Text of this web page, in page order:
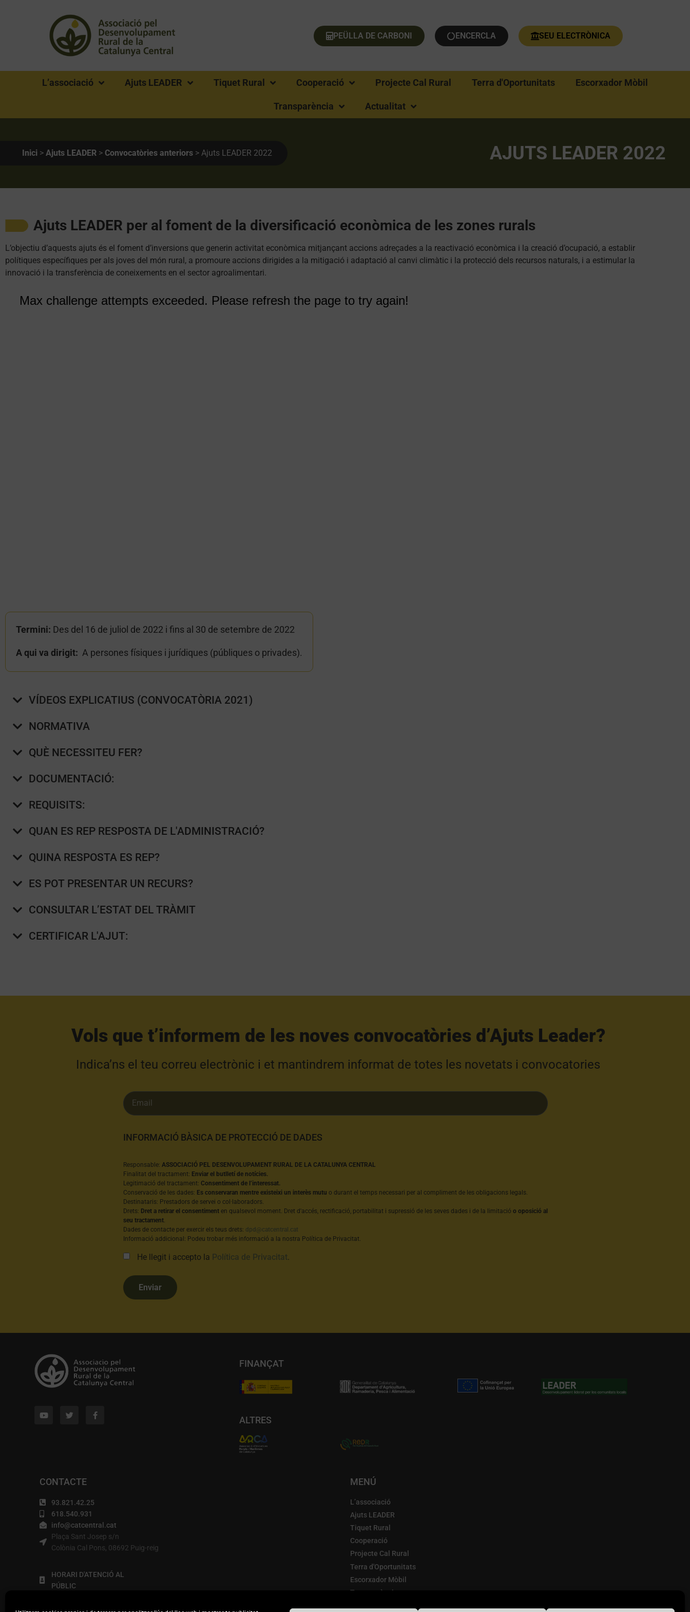
PEÜLLA DE CARBONI ENCERCLA SEU ELECTRÒNICA
L’associació Ajuts LEADER Tiquet Rural Cooperació Projecte Cal Rural Terra d'Oportunitats Escorxador Mòbil
Transparència Actualitat
Inici> Ajuts LEADER> Convocatòries anteriors> Ajuts LEADER 2022 AJUTS LEADER 2022
Ajuts LEADER per al foment de la diversificació econòmica de les zones rurals
L’objectiu d’aquests ajuts és el foment d’inversions que generin activitat econòmica mitjançant accions adreçades a la reactivació econòmica i la creació d’ocupació, a establir
polítiques específiques per als joves del món rural, a promoure accions dirigides a la mitigació i adaptació al canvi climàtic i la protecció dels recursos naturals, i a estimular la
innovació i la transferència de coneixements en el sector agroalimentari.
Termini: Des del 16 de juliol de 2022 i fins al 30 de setembre de 2022
A qui va dirigit: A persones físiques i jurídiques (públiques o privades).
VÍDEOS EXPLICATIUS (CONVOCATÒRIA 2021)
NORMATIVA
QUÈ NECESSITEU FER?
DOCUMENTACIÓ:
REQUISITS:
QUAN ES REP RESPOSTA DE L'ADMINISTRACIÓ?
QUINA RESPOSTA ES REP?
ES POT PRESENTAR UN RECURS?
CONSULTAR L’ESTAT DEL TRÀMIT
CERTIFICAR L'AJUT:
Vols que t’informem de les noves convocatòries d’Ajuts Leader?​
Indica’ns el teu correu electrònic i et mantindrem informat de totes les novetats i convocatories
INFORMACIÓ BÀSICA DE PROTECCIÓ DE DADES
Responsable:ASSOCIACIÓ PEL DESENVOLUPAMENT RURAL DE LA CATALUNYA CENTRAL
Finalitat del tractament: Enviar el butlletí de notícies.
Legitimació del tractament:Consentiment de l’interessat.
Conservació de les dades: Es conservaran mentre existeixi un interès mutu o durant el temps necessari per al compliment de les obligacions legals.
Destinataris: Prestadors de servei o col·laboradors.
Drets: Dret a retirar el consentiment en qualsevol moment. Dret d'accés, rectificació, portabilitat i supressió de les seves dades i de la limitacióo oposició al
seu tractament.
Dades de contacte per exercir els teus drets: dpd@catcentral.cat
Informació addicional: Podeu trobar més informació a la nostra Política de Privacitat.
He llegit i accepto la Política de Privacitat.
Enviar
FINANÇAT
ALTRES
CONTACTE
93.821.42.25
618.540.931
info@catcentral.cat
Plaça Sant Josep s/n
Colònia Cal Pons, 08692 Puig-reig
HORARI D'ATENCIÓ AL
PÚBLIC
a 14 (tardes a convenir).
MENÚ
L’associació
Ajuts LEADER
Tiquet Rural
Cooperació
Projecte Cal Rural
Terra d'Oportunitats
Escorxador Mòbil
Transparència